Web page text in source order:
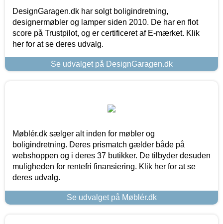
DesignGaragen.dk har solgt boligindretning,
designermøbler og lamper siden 2010. De har en flot
score på Trustpilot, og er certificeret af E-mærket. Klik
her for at se deres udvalg.
Se udvalget på DesignGaragen.dk
Møblér.dk sælger alt inden for møbler og
boligindretning. Deres prismatch gælder både på
webshoppen og i deres 37 butikker. De tilbyder desuden
muligheden for rentefri finansiering. Klik her for at se
deres udvalg.
Se udvalget på Møblér.dk